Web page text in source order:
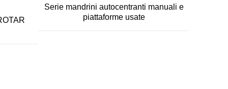
Serie mandrini autocentranti manuali e
piattaforme usate